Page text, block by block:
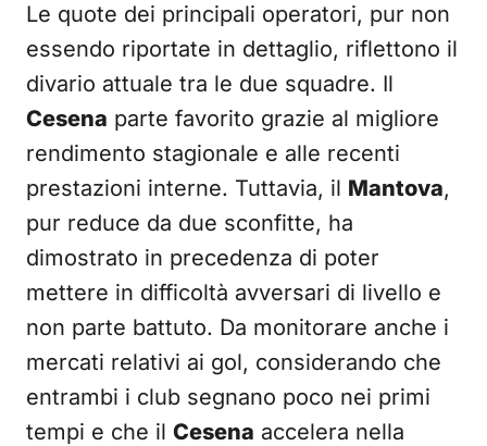
Le quote dei principali operatori, pur non
essendo riportate in dettaglio, riflettono il
divario attuale tra le due squadre. Il
Cesena parte favorito grazie al migliore
rendimento stagionale e alle recenti
prestazioni interne. Tuttavia, il Mantova,
pur reduce da due sconfitte, ha
dimostrato in precedenza di poter
mettere in difficoltà avversari di livello e
non parte battuto. Da monitorare anche i
mercati relativi ai gol, considerando che
entrambi i club segnano poco nei primi
tempi e che il Cesena accelera nella